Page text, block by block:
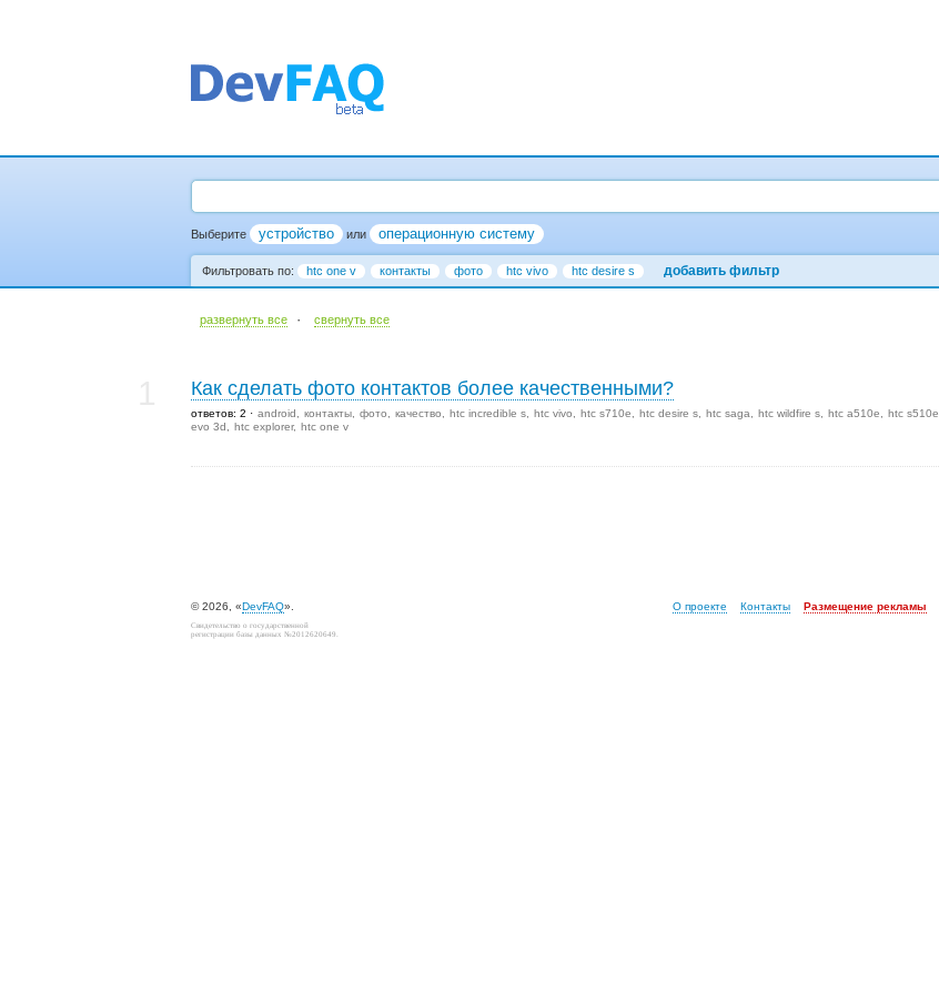
Выберите устройство или операционную систему
Фильтровать по: htc one v контакты фото htc vivo htc desire s добавить фильтр
развернуть все · cвернуть все
Как сделать фото контактов более качественными?
ответов: 2 android контакты фото качество htc incredible s htc vivo htc s710e htc desire s htc saga htc wildfire s htc a510e htc s510e
evo 3d
htc explorer htc one v
© 2026, «DevFAQ». О проекте Контакты Размещение рекламы
Свидетельство о государственной
регистрации базы данных №2012620649.